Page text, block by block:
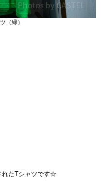
（緑）
れたTシャツです☆